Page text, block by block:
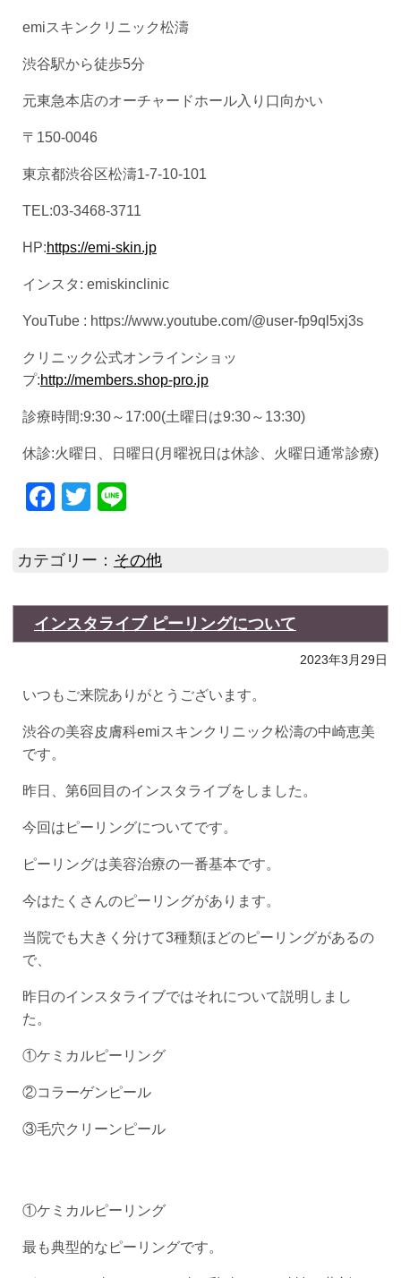
emiスキンクリニック松濤
渋谷駅から徒歩5分
元東急本店のオーチャードホール入り口向かい
〒150-0046
東京都渋谷区松濤1-7-10-101
TEL:03-3468-3711
HP:https://emi-skin.jp
インスタ: emiskinclinic
YouTube : https://www.youtube.com/@user-fp9ql5xj3s
クリニック公式オンラインショッ
プ:http://members.shop-pro.jp
診療時間:9:30～17:00(土曜日は9:30～13:30)
休診:火曜日、日曜日(月曜祝日は休診、火曜日通常診療)
Facebook
Twitter
Line
カテゴリー： その他
インスタライブ ピーリングについて
2023年3月29日
いつもご来院ありがとうございます。
渋谷の美容皮膚科emiスキンクリニック松濤の中崎恵美
です。
昨日、第6回目のインスタライブをしました。
今回はピーリングについてです。
ピーリングは美容治療の一番基本です。
今はたくさんのピーリングがあります。
当院でも大きく分けて3種類ほどのピーリングがあるの
で、
昨日のインスタライブではそれについて説明しまし
た。
①ケミカルピーリング
②コラーゲンピール
③毛穴クリーンピール
①ケミカルピーリング
最も典型的なピーリングです。